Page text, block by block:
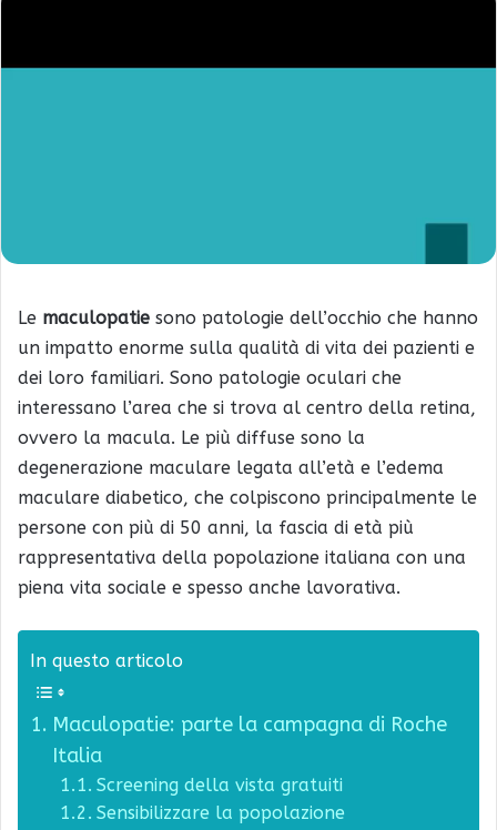
Le maculopatie sono patologie dell’occhio che hanno
un impatto enorme sulla qualità di vita dei pazienti e
dei loro familiari. Sono patologie oculari che
interessano l’area che si trova al centro della retina,
ovvero la macula. Le più diffuse sono la
degenerazione maculare legata all’età e l’edema
maculare diabetico, che colpiscono principalmente le
persone con più di 50 anni, la fascia di età più
rappresentativa della popolazione italiana con una
piena vita sociale e spesso anche lavorativa.
In questo articolo
Maculopatie: parte la campagna di Roche
Italia
Screening della vista gratuiti
Sensibilizzare la popolazione